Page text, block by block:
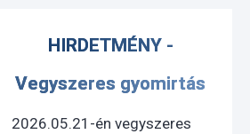
HIRDETMÉNY -
Vegyszeres gyomirtás
2026.05.21-én vegyszeres